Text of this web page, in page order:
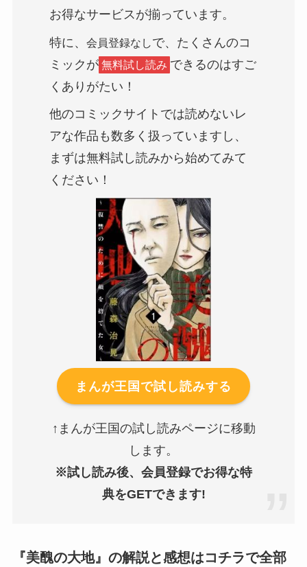
お得なサービスが揃っています。
特に、 会員登録なしで、たくさんのコ
ミックが 無料試し読み できるのはすご
くありがたい！
他のコミックサイトでは読めないレ
アな作品も数多く扱っていますし、
まずは無料試し読みから始めてみて
ください！
まんが王国で試し読みする
↑まんが王国の試し読みページに移動
します。
※試し読み後、会員登録でお得な特
典をGETできます!
『美醜の大地』の解説と感想はコチラで全部